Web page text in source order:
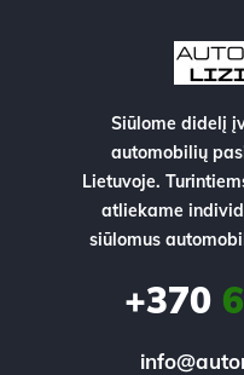
Siūlome didelį
automobilių
Lietuvoje.
atliekame
siūlomus
+370